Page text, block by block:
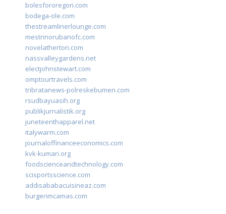
bolesfororegon.com
bodega-ole.com
thestreamlinerlounge.com
mestrinorubanofc.com
novelatherton.com
nassvalleygardens.net
electjohnstewart.com
omptourtravels.com
tribratanews-polreskebumen.com
rsudbayuasih.org
publikjurnalistik.org
juneteenthapparel.net
italywarm.com
journaloffinanceeconomics.com
kvk-kumari.org
foodscienceandtechnology.com
scisportsscience.com
addisababacuisineaz.com
burgerimcamas.com